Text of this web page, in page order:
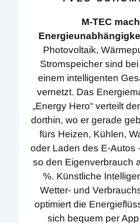
M-TEC
Photovoltaik,
Stromspeicher sind
einem intelligenten
vernetzt. Das
„Energy Hero“ verteilt
dorthin, wo er gerade
fürs Heizen, Kühlen,
oder Laden des E-Autos
so den Eigenverbrauch
%. Künstliche
Wetter- und
optimiert die
sich bequem per